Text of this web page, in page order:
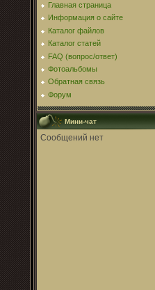
Главная страница
Информация о сайте
Каталог файлов
Каталог статей
FAQ (вопрос/ответ)
Фотоальбомы
Обратная связь
Форум
Мини-чат